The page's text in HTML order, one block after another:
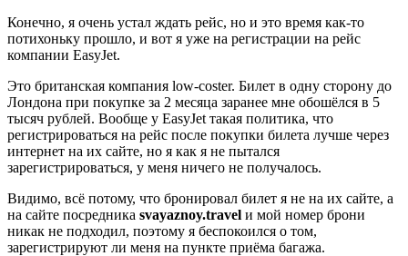
Конечно, я очень устал ждать рейс, но и это время как-то
потихоньку прошло, и вот я уже на регистрации на рейс
компании EasyJet.
Это британская компания low-coster. Билет в одну сторону до
Лондона при покупке за 2 месяца заранее мне обошёлся в 5
тысяч рублей. Вообще у EasyJet такая политика, что
регистрироваться на рейс после покупки билета лучше через
интернет на их сайте, но я как я не пытался
зарегистрироваться, у меня ничего не получалось.
Видимо, всё потому, что бронировал билет я не на их сайте, а
на сайте посредника svayaznoy.travel и мой номер брони
никак не подходил, поэтому я беспокоился о том,
зарегистрируют ли меня на пункте приёма багажа.